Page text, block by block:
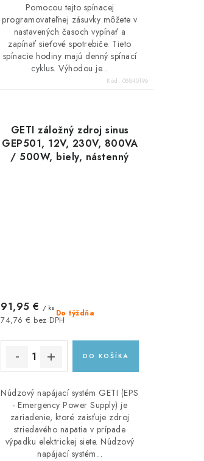
Pomocou tejto spínacej
programovateľnej zásuvky môžete v
nastavených časoch vypínať a
zapínať sieťové spotrebiče. Tieto
spínacie hodiny majú denný spínací
cyklus. Výhodou je...
Kód: 08840196
GETI záložný zdroj sinus
GEP501, 12V, 230V, 800VA
/ 500W, biely, nástenný
Do týždňa
74,76 € bez DPH
91,95 € / ks
DO KOŠÍKA
Núdzový napájací systém GETI (EPS
- Emergency Power Supply) je
zariadenie, ktoré zaisťuje zdroj
striedavého napätia v prípade
výpadku elektrickej siete. Núdzový
napájací systém...